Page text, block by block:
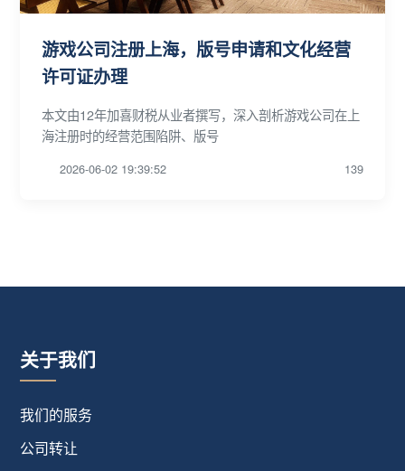
游戏公司注册上海，版号申请和文化经营
许可证办理
本文由12年加喜财税从业者撰写，深入剖析游戏公司在上
海注册时的经营范围陷阱、版号
2026-06-02 19:39:52 139
关于我们
我们的服务
公司转让